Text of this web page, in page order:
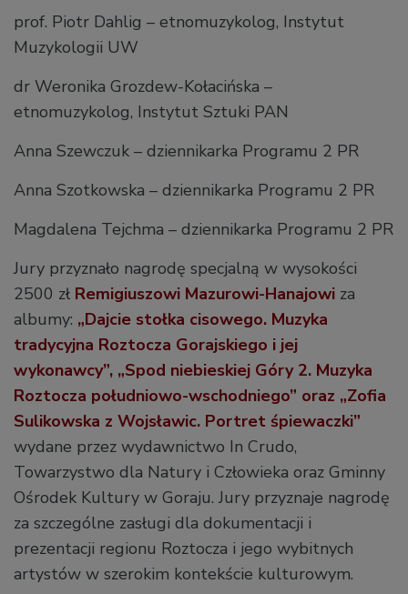
prof. Piotr Dahlig – etnomuzykolog, Instytut
Muzykologii UW
dr Weronika Grozdew-Kołacińska –
etnomuzykolog, Instytut Sztuki PAN
Anna Szewczuk – dziennikarka Programu 2 PR
Anna Szotkowska – dziennikarka Programu 2 PR
Magdalena Tejchma – dziennikarka Programu 2 PR
Jury przyznało nagrodę specjalną w wysokości
2500 zł Remigiuszowi Mazurowi-Hanajowi za
albumy: „Dajcie stołka cisowego. Muzyka
tradycyjna Roztocza Gorajskiego i jej
wykonawcy”, „Spod niebieskiej Góry 2. Muzyka
Roztocza południowo-wschodniego” oraz „Zofia
Sulikowska z Wojsławic. Portret śpiewaczki”
wydane przez wydawnictwo In Crudo,
Towarzystwo dla Natury i Człowieka oraz Gminny
Ośrodek Kultury w Goraju. Jury przyznaje nagrodę
za szczególne zasługi dla dokumentacji i
prezentacji regionu Roztocza i jego wybitnych
artystów w szerokim kontekście kulturowym.